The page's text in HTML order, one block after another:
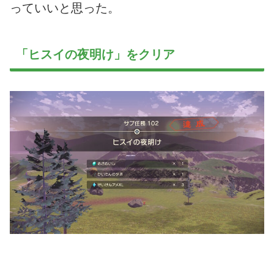
っていいと思った。
「ヒスイの夜明け」をクリア